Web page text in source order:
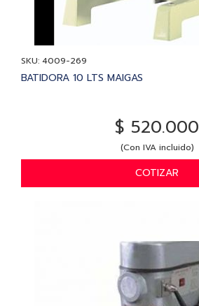
SKU: 4009-269
BATIDORA 10 LTS MAIGAS
$ 520.000
(Con IVA incluido)
COTIZAR